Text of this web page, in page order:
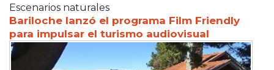
Escenarios naturales
Bariloche lanzó el programa Film Friendly
para impulsar el turismo audiovisual